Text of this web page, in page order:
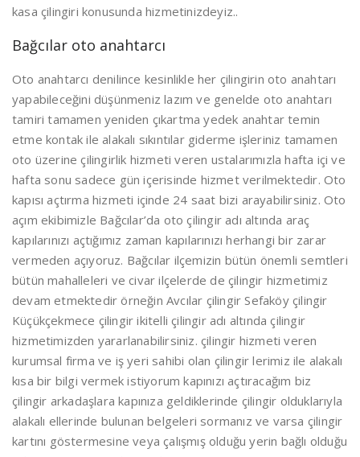
kasa çilingiri konusunda hizmetinizdeyiz..
Bağcılar oto anahtarcı
Oto anahtarcı denilince kesinlikle her çilingirin oto anahtarı
yapabileceğini düşünmeniz lazım ve genelde oto anahtarı
tamiri tamamen yeniden çıkartma yedek anahtar temin
etme kontak ile alakalı sıkıntılar giderme işleriniz tamamen
oto üzerine çilingirlik hizmeti veren ustalarımızla hafta içi ve
hafta sonu sadece gün içerisinde hizmet verilmektedir. Oto
kapısı açtırma hizmeti içinde 24 saat bizi arayabilirsiniz. Oto
açım ekibimizle Bağcılar’da oto çilingir adı altında araç
kapılarınızı açtığımız zaman kapılarınızı herhangi bir zarar
vermeden açıyoruz. Bağcılar ilçemizin bütün önemli semtleri
bütün mahalleleri ve civar ilçelerde de çilingir hizmetimiz
devam etmektedir örneğin Avcılar çilingir Sefaköy çilingir
Küçükçekmece çilingir ikitelli çilingir adı altında çilingir
hizmetimizden yararlanabilirsiniz. çilingir hizmeti veren
kurumsal firma ve iş yeri sahibi olan çilingir lerimiz ile alakalı
kısa bir bilgi vermek istiyorum kapınızı açtıracağım biz
çilingir arkadaşlara kapınıza geldiklerinde çilingir olduklarıyla
alakalı ellerinde bulunan belgeleri sormanız ve varsa çilingir
kartını göstermesine veya çalışmış olduğu yerin bağlı olduğu